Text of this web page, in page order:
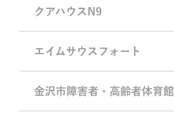
クアハウスN9
エイムサウスフォート
金沢市障害者・高齢者体育館